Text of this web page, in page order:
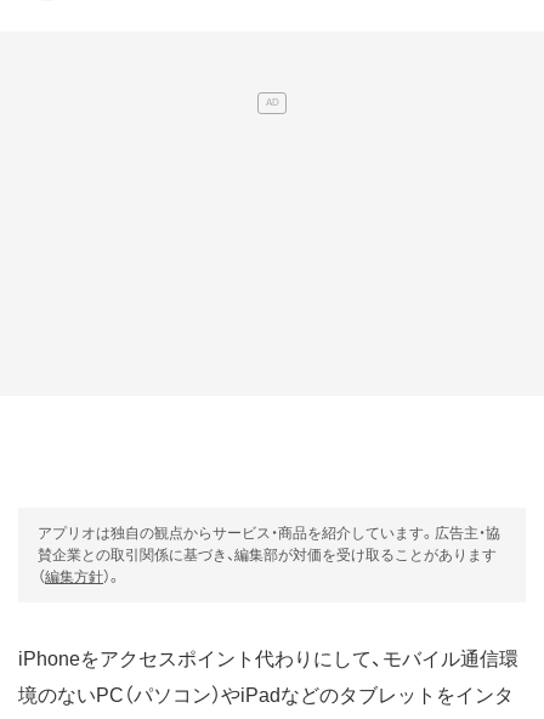
アプリオは独自の観点からサービス・商品を紹介しています。広告主・協
賛企業との取引関係に基づき、編集部が対価を受け取ることがあります
（編集方針）。
iPhoneをアクセスポイント代わりにして、モバイル通信環
境のないPC（パソコン）やiPadなどのタブレットをインタ